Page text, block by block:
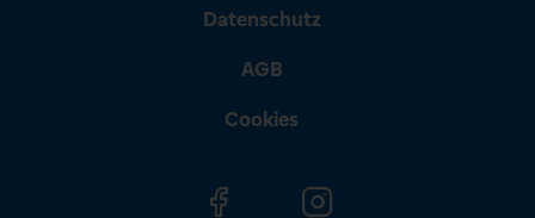
Datenschutz
AGB
Cookies